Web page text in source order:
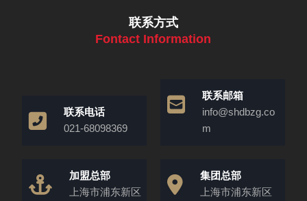
联系方式
Fontact Information
联系电话
021-68098369
联系邮箱
info@shdbzg.co
m
加盟总部
上海市浦东新区
集团总部
上海市浦东新区